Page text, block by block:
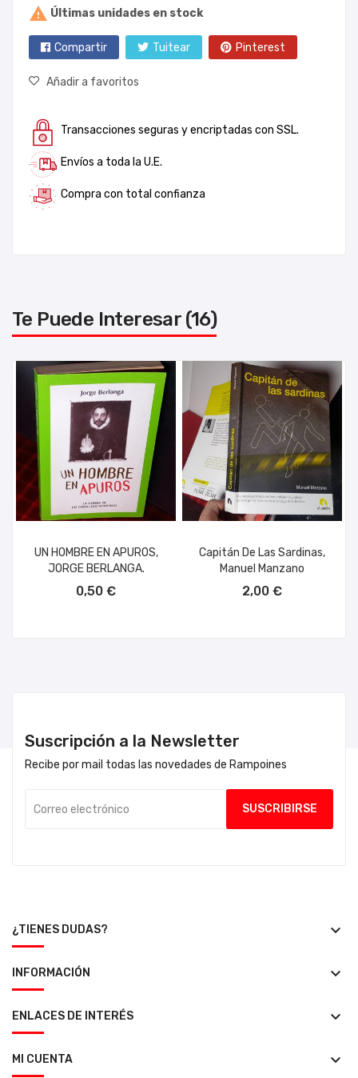
 Últimas unidades en stock
Compartir Tuitear Pinterest
Añadir a favoritos
Transacciones seguras y encriptadas con SSL.
Envíos a toda la U.E.
Compra con total confianza
Te Puede Interesar (16)
UN HOMBRE EN APUROS,
JORGE BERLANGA.
0,50 €
Capitán De Las Sardinas,
Manuel Manzano
2,00 €
Suscripción a la Newsletter
Recibe por mail todas las novedades de Rampoines
¿TIENES DUDAS? keyboard_arrow_down
INFORMACIÓN keyboard_arrow_down
ENLACES DE INTERÉS keyboard_arrow_down
MI CUENTA keyboard_arrow_down